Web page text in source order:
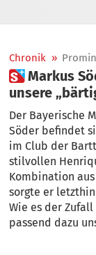
Chronik »
 Markus Söder amüsiert über
unsere
Der Bayerische
Söder befindet
im Club der
stilvollen
Kombination aus Kinn- und Schnurrbart –
sorgte er letzthin für viel Gesprächsstoff.
Wie es der
passend dazu unseren Artikel über den